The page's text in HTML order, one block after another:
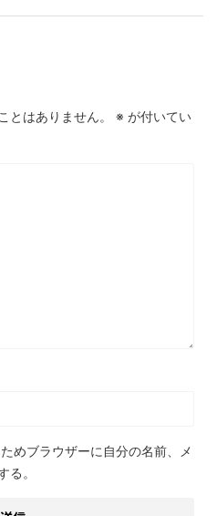
とはありません。 ※ が付いてい
めブラウザーに自分の名前、メ
る。